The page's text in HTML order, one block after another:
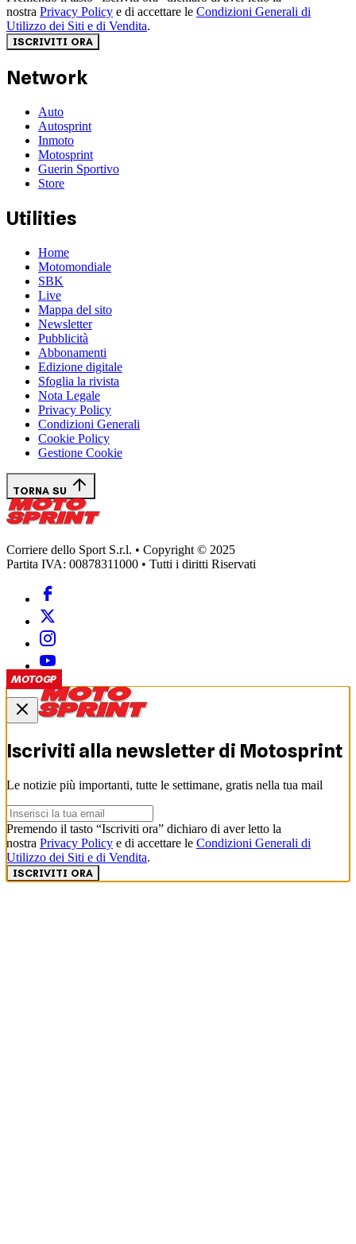
MOTOGP
MOTOGP
MOTOGP
nostra Privacy Policy e di accettare le Condizioni Generali di
Utilizzo dei Siti e di Vendita.
ISCRIVITI ORA
Network
Auto
Autosprint
Inmoto
Motosprint
Guerin Sportivo
Store
Utilities
Home
Motomondiale
SBK
Live
Mappa del sito
Newsletter
Pubblicità
Abbonamenti
Edizione digitale
Sfoglia la rivista
Nota Legale
Privacy Policy
Condizioni Generali
Cookie Policy
Gestione Cookie
TORNA SU
Corriere dello Sport S.r.l. • Copyright © 2025
Partita IVA: 00878311000 • Tutti i diritti Riservati
Iscriviti alla newsletter di Motosprint
Le notizie più importanti, tutte le settimane, gratis nella tua mail
Premendo il tasto “Iscriviti ora” dichiaro di aver letto la
nostra Privacy Policy e di accettare le Condizioni Generali di
Utilizzo dei Siti e di Vendita.
ISCRIVITI ORA